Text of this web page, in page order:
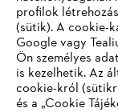
Vállalat
STIHL GYIK
profilok
(sütik). A cookie-
Google vagy
Ön személyes
is kezelhetik. Az
cookie-król
és a „Cookie